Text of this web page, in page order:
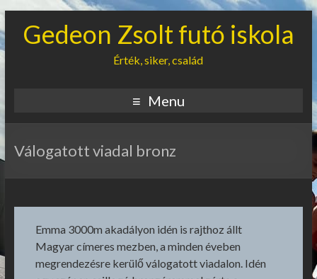
Gedeon Zsolt futó iskola
Érték, siker, család
Menu
Válogatott viadal bronz
Emma 3000m akadályon idén is rajthoz állt
Magyar címeres mezben, a minden éveben
megrendezésre kerülő válogatott viadalon. Idén